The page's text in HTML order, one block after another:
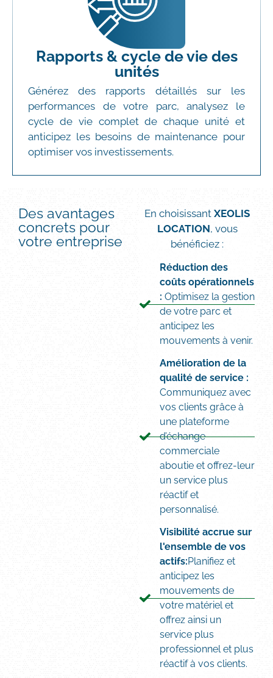
Rapports & cycle de vie des
unités
Générez des rapports détaillés sur les
performances de votre parc, analysez le
cycle de vie complet de chaque unité et
anticipez les besoins de maintenance pour
optimiser vos investissements.
Des avantages
concrets pour
votre entreprise
En choisissantXEOLIS
LOCATION, vous
bénéficiez :
Réduction des
coûts opérationnels
: Optimisez la gestion
de votre parc et
anticipez les
mouvements à venir.
Amélioration de la
qualité de service :
Communiquez avec
vos clients grâce à
une plateforme
d’échange
commerciale
aboutie et offrez-leur
un service plus
réactif et
personnalisé.
Visibilité accrue sur
l'ensemble de vos
actifs:Planifiez et
anticipez les
mouvements de
votre matériel et
offrez ainsi un
service plus
professionnel et plus
réactif à vos clients.